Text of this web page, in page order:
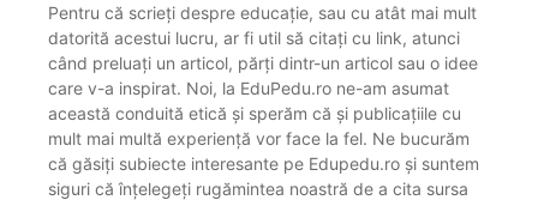
Pentru că scrieți despre educație, sau cu atât mai mult
datorită acestui lucru, ar fi util să citați cu link, atunci
când preluați un articol, părți dintr-un articol sau o idee
care v-a inspirat. Noi, la EduPedu.ro ne-am asumat
această conduită etică și sperăm că și publicațiile cu
mult mai multă experiență vor face la fel. Ne bucurăm
că găsiți subiecte interesante pe Edupedu.ro și suntem
siguri că înțelegeți rugămintea noastră de a cita sursa